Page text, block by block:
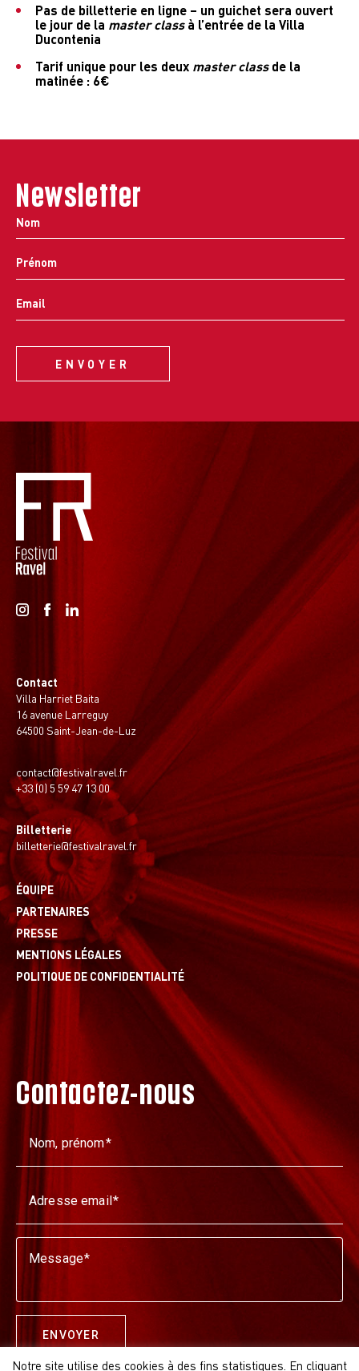
Pas de billetterie en ligne – un guichet sera ouvert
le jour de la master classà l’entrée de la Villa
Ducontenia
Tarif unique pour les deux master classde la
matinée : 6€
Newsletter
Contact
Villa Harriet Baita
16 avenue Larreguy
64500 Saint-Jean-de-Luz
contact@festivalravel.fr
+33 (0) 5 59 47 13 00
Billetterie
billetterie@festivalravel.fr
ÉQUIPE
PARTENAIRES
PRESSE
MENTIONS LÉGALES
POLITIQUE DE CONFIDENTIALITÉ
Contactez-nous
Nom, prénom
Adresse email
Message
ENVOYER
Notre site utilise des cookies à des fins statistiques. En cliquant